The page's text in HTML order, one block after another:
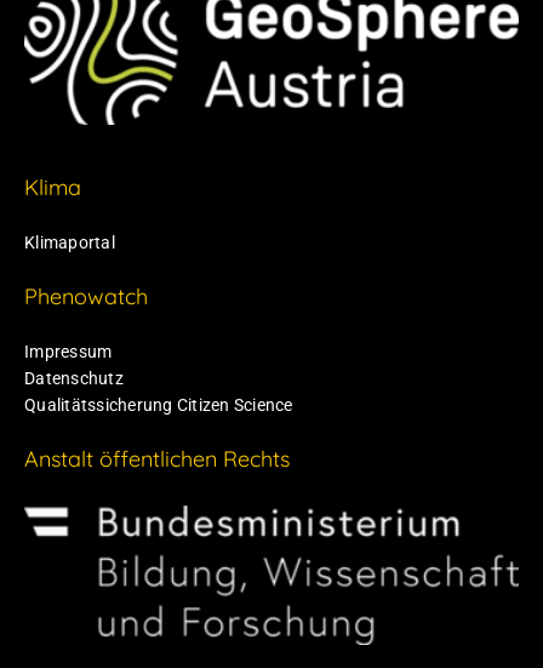
Klima
Klimaportal
Phenowatch
Impressum
Datenschutz
Qualitätssicherung Citizen Science
Anstalt öffentlichen Rechts